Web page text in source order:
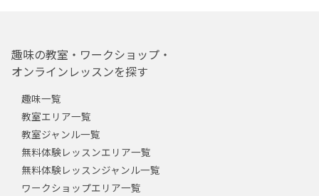
趣味の教室・ワークショップ・
オンラインレッスンを探す
趣味一覧
教室エリア一覧
教室ジャンル一覧
無料体験レッスンエリア一覧
無料体験レッスンジャンル一覧
ワークショップエリア一覧